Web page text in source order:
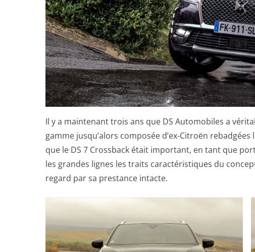
Il y a maintenant trois ans que DS Automobiles a
gamme jusqu’alors composée d’ex-Citroën
que le DS 7 Crossback était important, en tant que
les grandes lignes les traits caractéristiques du
regard par sa prestance intacte.